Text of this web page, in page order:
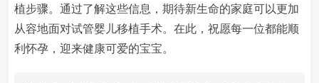
植步骤。通过了解这些信息，期待新生命的家庭可以更加
从容地面对试管婴儿移植手术。在此，祝愿每一位都能顺
利怀孕，迎来健康可爱的宝宝。